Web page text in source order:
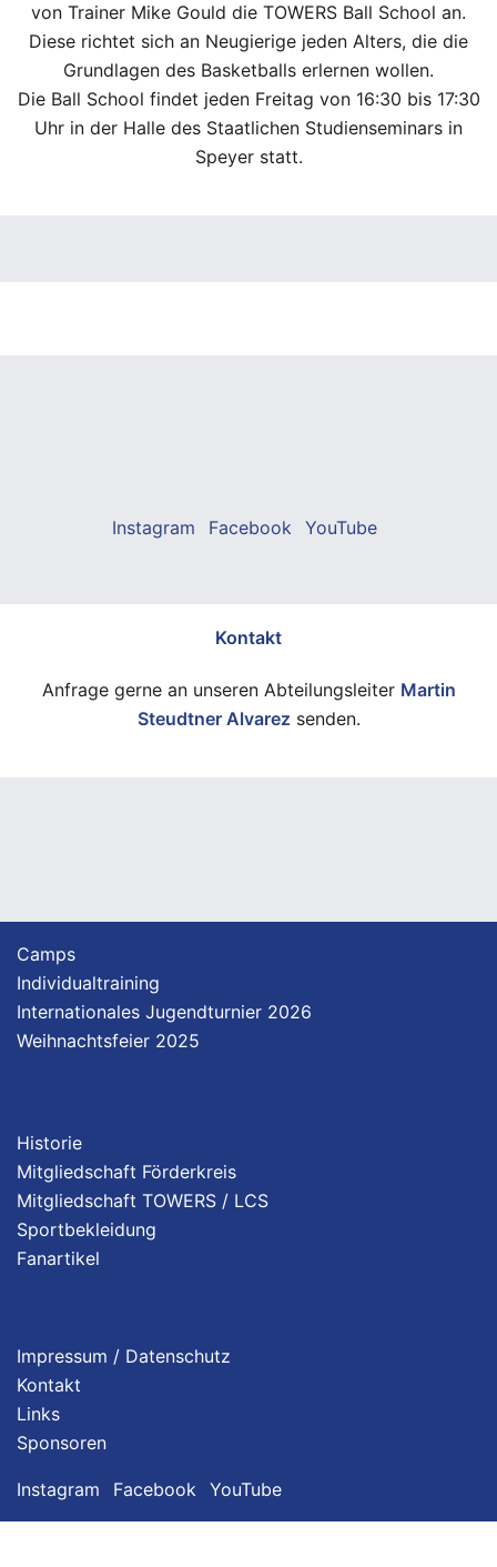
von Trainer Mike Gould die TOWERS Ball School an.
Diese richtet sich an Neugierige jeden Alters, die die
Grundlagen des Basketballs erlernen wollen.
Die Ball School findet jeden Freitag von 16:30 bis 17:30
Uhr in der Halle des Staatlichen Studienseminars in
Speyer statt.
Instagram Facebook YouTube
Kontakt
Anfrage gerne an unseren Abteilungsleiter Martin
Steudtner Alvarez senden.
Camps
Individualtraining
Internationales Jugendturnier 2026
Weihnachtsfeier 2025
Historie
Mitgliedschaft Förderkreis
Mitgliedschaft TOWERS / LCS
Sportbekleidung
Fanartikel
Impressum / Datenschutz
Kontakt
Links
Sponsoren
Instagram Facebook YouTube